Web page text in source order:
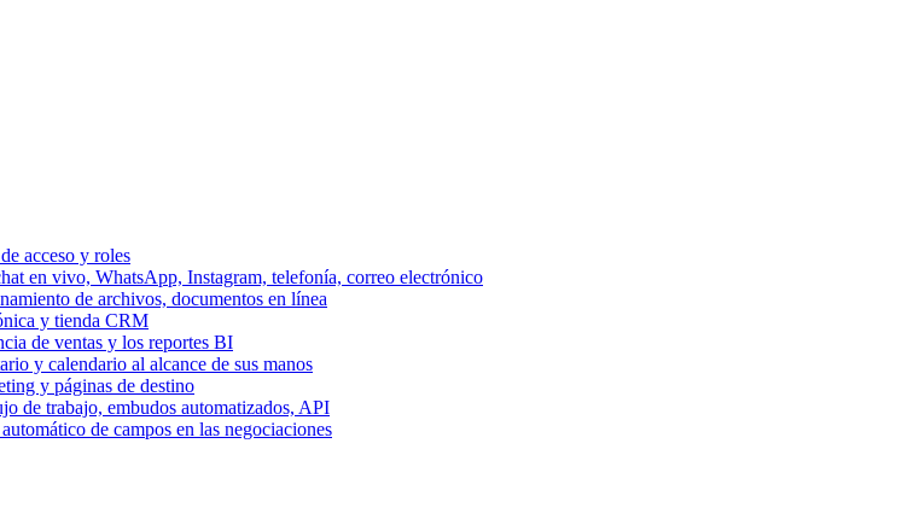
acceso y roles
en vivo, WhatsApp, Instagram, telefonía, correo electrónico
de archivos, documentos en línea
y tienda CRM
de ventas y los reportes BI
y calendario al alcance de sus manos
y páginas de destino
de trabajo, embudos automatizados, API
de campos en las negociaciones